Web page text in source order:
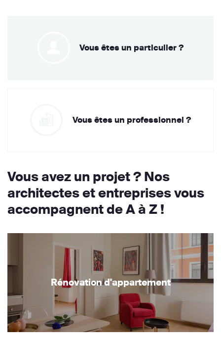
Vous êtes un particulier ?
Vous êtes un professionnel ?
Vous avez un projet ? Nos
architectes et entreprises vous
accompagnent de A à Z !
Rénovation d'appartement